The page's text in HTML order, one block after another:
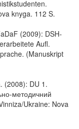
knyga. 112 S.
(2009): DSH-
Aufl.
(Manuskript
(2008): DU 1.
методичний
Ukraine: Nova